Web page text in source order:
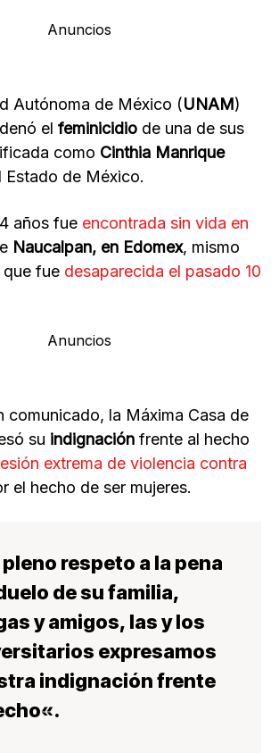
Anuncios
Autónoma de México (UNAM)
el feminicidio de una de sus
como Cinthia Manrique
Estado de México.
años fue encontrada sin vida en
Naucalpan, en Edomex, mismo
fue desaparecida el pasado 10
Anuncios
comunicado, la Máxima Casa de
su indignación frente al hecho
extrema de violencia contra
el hecho de ser mujeres.
respeto a la pena
de su familia,
y amigos, las y los
expresamos
indignación frente
«.